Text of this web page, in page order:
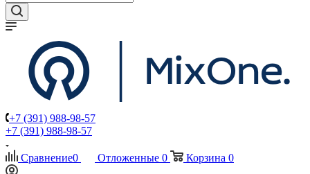
+7 (391) 988-98-57
+7 (391) 988-98-57
Сравнение0 Отложенные 0 Корзина 0